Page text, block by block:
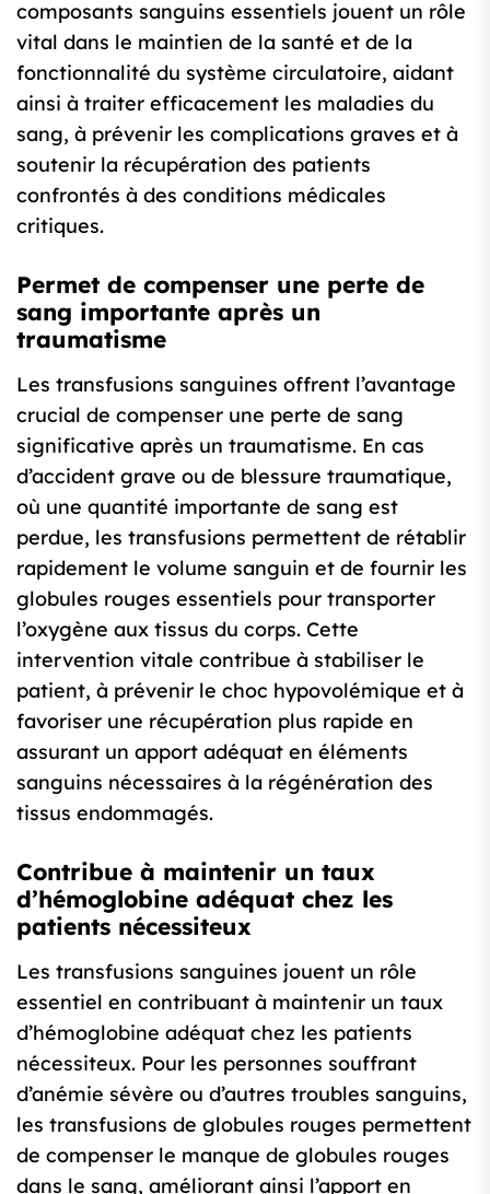
composants sanguins essentiels jouent un rôle
vital dans le maintien de la santé et de la
fonctionnalité du système circulatoire, aidant
ainsi à traiter efficacement les maladies du
sang, à prévenir les complications graves et à
soutenir la récupération des patients
confrontés à des conditions médicales
critiques.
Permet de compenser une perte de
sang importante après un
traumatisme
Les transfusions sanguines offrent l’avantage
crucial de compenser une perte de sang
significative après un traumatisme. En cas
d’accident grave ou de blessure traumatique,
où une quantité importante de sang est
perdue, les transfusions permettent de rétablir
rapidement le volume sanguin et de fournir les
globules rouges essentiels pour transporter
l’oxygène aux tissus du corps. Cette
intervention vitale contribue à stabiliser le
patient, à prévenir le choc hypovolémique et à
favoriser une récupération plus rapide en
assurant un apport adéquat en éléments
sanguins nécessaires à la régénération des
tissus endommagés.
Contribue à maintenir un taux
d’hémoglobine adéquat chez les
patients nécessiteux
Les transfusions sanguines jouent un rôle
essentiel en contribuant à maintenir un taux
d’hémoglobine adéquat chez les patients
nécessiteux. Pour les personnes souffrant
d’anémie sévère ou d’autres troubles sanguins,
les transfusions de globules rouges permettent
de compenser le manque de globules rouges
dans le sang, améliorant ainsi l’apport en